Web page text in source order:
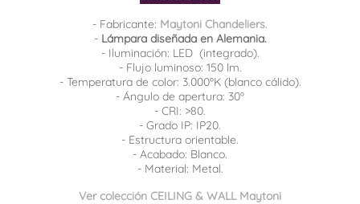
- Fabricante: Maytoni Chandeliers.
- Lámpara diseñada en Alemania.
- Iluminación: LED (integrado).
- Flujo luminoso: 150 lm.
- Temperatura de color: 3.000ºK (blanco cálido).
- Ángulo de apertura: 30º
- CRI: >80.
- Grado IP: IP20.
- Estructura orientable.
- Acabado: Blanco.
- Material: Metal.
Ver colección CEILING & WALL Maytoni